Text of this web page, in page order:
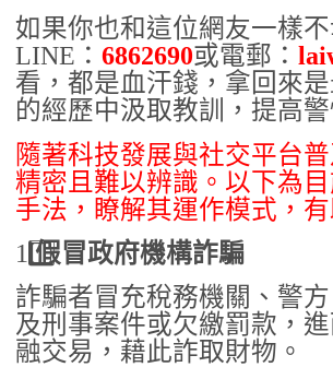
如果你也和這位網友一樣
LINE ： 6862690或電郵：
看，都是血汗錢，拿回來
的經歷中汲取教訓，提高
隨著科技發展與社交平台
精密且難以辨識。以下為
手法，瞭解其運作模式，
1️ 假冒政府機構詐騙
詐騙者冒充稅務機關、警
及刑事案件或欠繳罰款，
融交易，藉此詐取財物。